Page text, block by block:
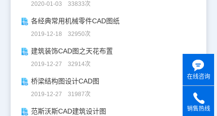
2020-01-03 33833次
各经典常用机械零件CAD图纸
2019-12-18 32950次
建筑装饰CAD图之天花布置
2019-12-27 32914次
桥梁结构图设计CAD图
2019-12-27 31987次
范斯沃斯CAD建筑设计图
在线咨询
销售热线